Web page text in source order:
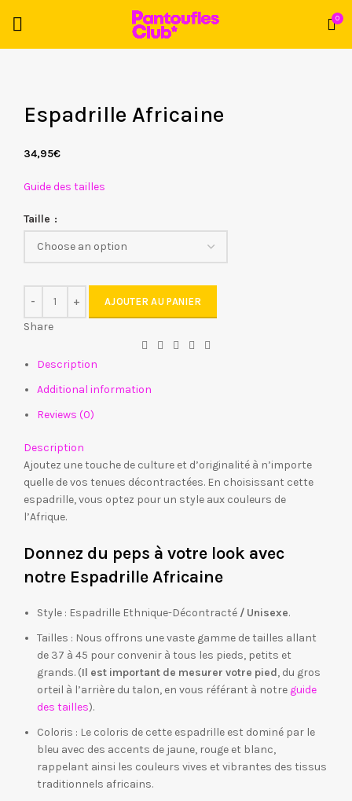
0
Espadrille Africaine
34,95€
Guide des tailles
Taille
AJOUTER AU PANIER
Share
Description
Additional information
Reviews (0)
Description
Ajoutez une touche de culture et d’originalité à n’importe
quelle de vos tenues décontractées. En choisissant cette
espadrille, vous optez pour un style aux couleurs de
l’Afrique.
Donnez du peps à votre look avec
notre Espadrille Africaine
Style : Espadrille Ethnique-Décontracté / Unisexe.
Tailles : Nous offrons une vaste gamme de tailles allant
de 37 à 45 pour convenir à tous les pieds, petits et
grands. (Il est important de mesurer votre pied, du gros
orteil à l’arrière du talon, en vous référant à notre guide
des tailles).
Coloris : Le coloris de cette espadrille est dominé par le
bleu avec des accents de jaune, rouge et blanc,
rappelant ainsi les couleurs vives et vibrantes des tissus
traditionnels africains.